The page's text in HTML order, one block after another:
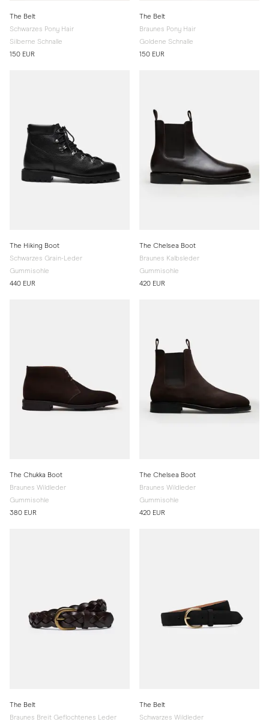
The Belt
Schwarzes Pony Hair
Silberne Schnalle
150 EUR
The Belt
Braunes Pony Hair
Goldene Schnalle
150 EUR
The Hiking Boot
Schwarzes Grain-Leder
Gummisohle
440 EUR
The Chelsea Boot
Braunes Kalbsleder
Gummisohle
420 EUR
The Chukka Boot
Braunes Wildleder
Gummisohle
380 EUR
The Chelsea Boot
Braunes Wildleder
Gummisohle
420 EUR
The Belt
Braunes Breit Geflochtenes Leder
The Belt
Schwarzes Wildleder